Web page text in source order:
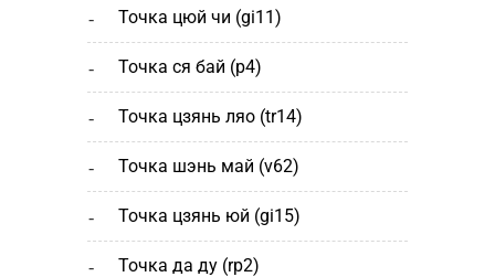
точка цюй чи (gi11)
точка ся бай (р4)
точка цзянь ляо (tr14)
точка шэнь май (v62)
точка цзянь юй (gi15)
точка да ду (rp2)